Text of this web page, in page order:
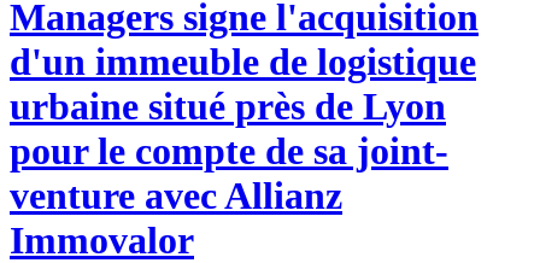
Managers signe l'acquisition
d'un immeuble de logistique
urbaine situé près de Lyon
pour le compte de sa joint-
venture avec Allianz
Immovalor